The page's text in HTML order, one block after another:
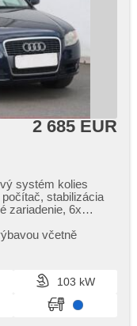
2 685 EUR
systém kolies
stabilizácia
zariadenie, 6x
autorádio,
včetně
103 kW